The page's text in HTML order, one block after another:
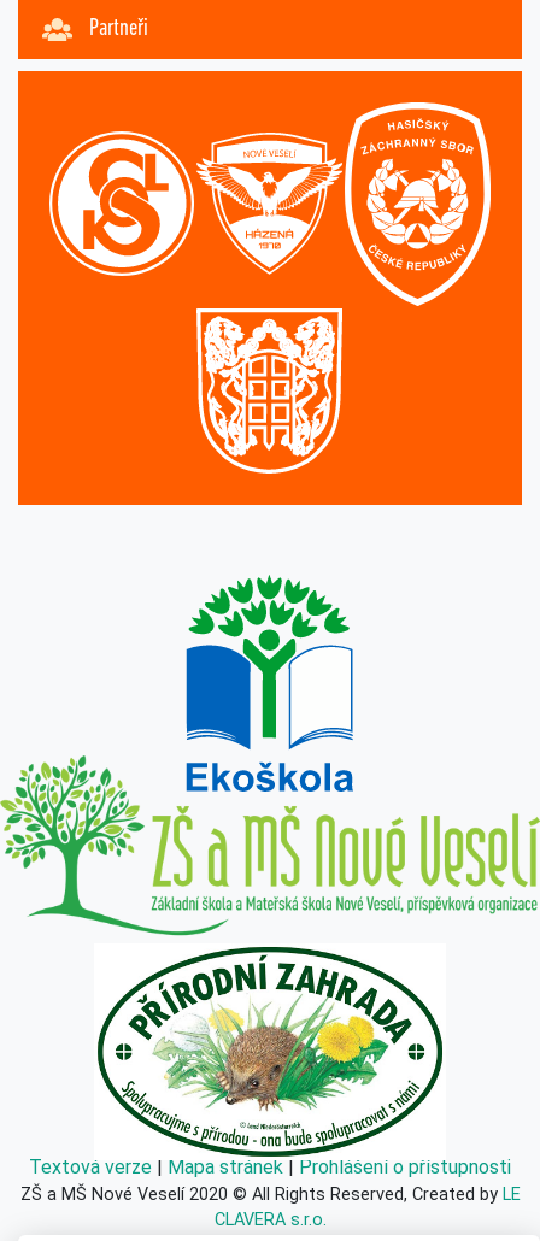
Partneři
Textová verze | Mapa stránek | Prohlášení o přístupnosti
ZŠ a MŠ Nové Veselí 2020 © All Rights Reserved, Created by LE
CLAVERA s.r.o.